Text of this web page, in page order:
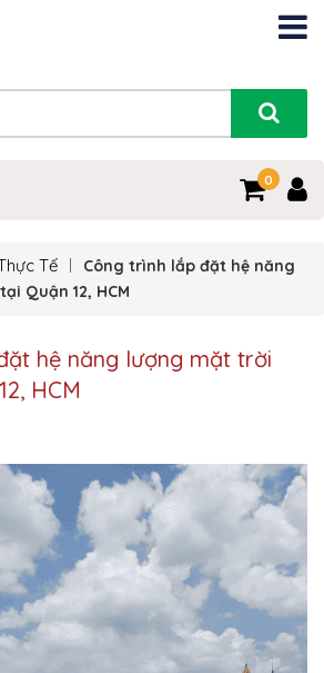
0
Tế
Công trình lắp đặt hệ năng
Quận 12, HCM
hệ năng lượng mặt trời
HCM